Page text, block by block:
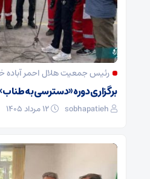
رئیس جمعیت هلال احمر آباده
برگزاری دوره «دسترسی به طناب»
sobhapatieh